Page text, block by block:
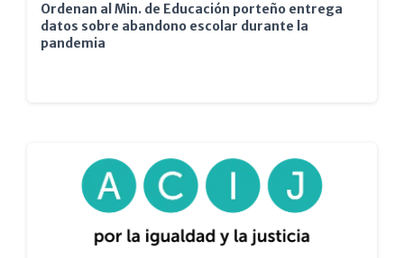
Ordenan al Min. de Educación porteño entrega
datos sobre abandono escolar durante la
pandemia